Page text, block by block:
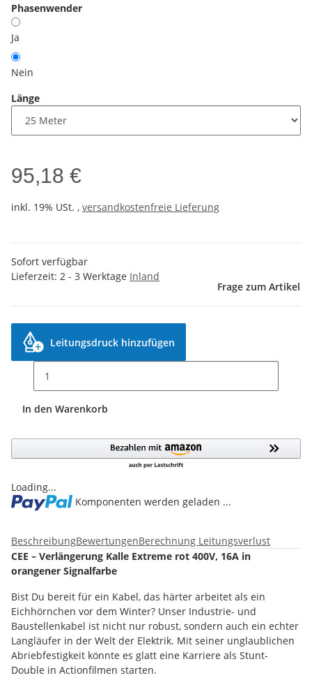
Phasenwender
Ja
Nein
Länge
95,18 €
inkl. 19% USt. , versandkostenfreie Lieferung
Sofort verfügbar
Lieferzeit: 2 - 3 Werktage Inland
Frage zum Artikel
Leitungsdruck hinzufügen
In den Warenkorb
Loading...
Komponenten werden geladen ...
BeschreibungBewertungenBerechnung Leitungsverlust
CEE – Verlängerung Kalle Extreme rot 400V, 16A in
orangener Signalfarbe
Bist Du bereit für ein Kabel, das härter arbeitet als ein
Eichhörnchen vor dem Winter? Unser Industrie- und
Baustellenkabel ist nicht nur robust, sondern auch ein echter
Langläufer in der Welt der Elektrik. Mit seiner unglaublichen
Abriebfestigkeit könnte es glatt eine Karriere als Stunt-
Double in Actionfilmen starten.